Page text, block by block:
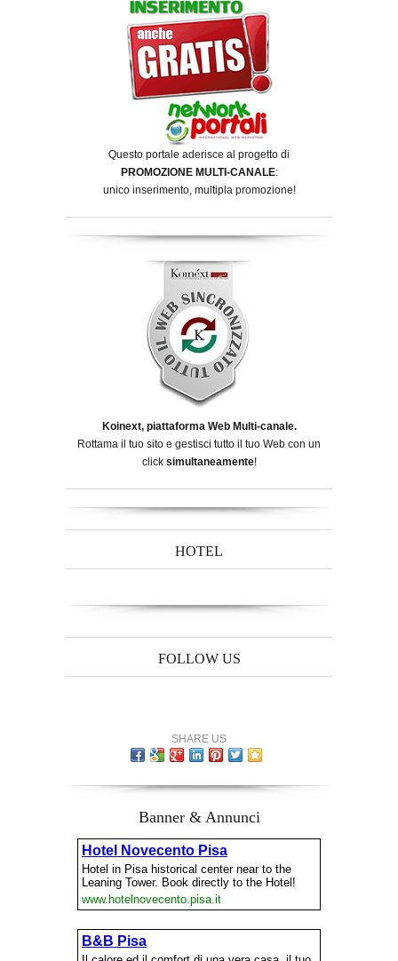
Questo portale aderisce al progetto di
PROMOZIONE MULTI-CANALE:
unico inserimento, multipla promozione!
Koinext, piattaforma Web Multi-canale.
Rottama il tuo sito e gestisci tutto il tuo Web con un
click simultaneamente!
HOTEL
FOLLOW US
SHARE US
Banner & Annunci